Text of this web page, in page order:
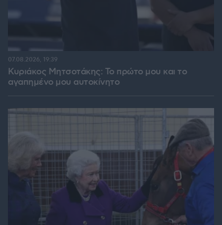
Κυριάκος Μητσοτάκης: Το πρώτο μου και το
αγαπημένο μου αυτοκίνητο
07.08.2026, 19:39